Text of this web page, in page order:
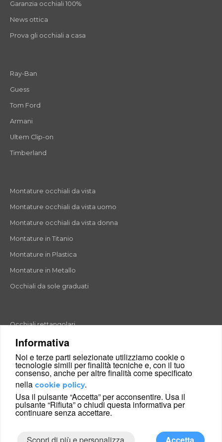
Informativa
Noi e terze parti selezionate utilizziamo cookie o
tecnologie simili per finalità tecniche e, con il tuo
consenso, anche per altre finalità come specificato
nella cookie policy.
Usa il pulsante “Accetta” per acconsentire. Usa il
pulsante “Rifiuta” o chiudi questa informativa per
continuare senza accettare.
Garanzia occhiali 100%
News ottica
Prova gli occhiali a casa
Ray-Ban
Guess
Tom Ford
Armani
Ultem Clip-on
Timberland
Montature occhiali da vista
Montature occhiali da vista uomo
Montature occhiali da vista donna
Montature in Titanio
Montature in Plastica
Montature in Metallo
Occhiali da sole graduati
Occhiali rettangolari
Occhiali rotondi
Occhiali a goccia
Occhiali a farfalla
Occhiali esagonali
Occhiali cat-eyes